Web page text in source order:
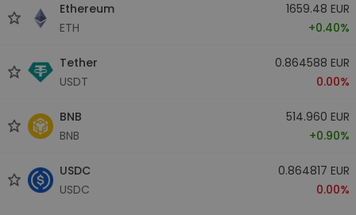
Ethereum
ETH
1659.48 EUR
+0.40%
Tether
USDT
0.864588 EUR
0.00%
BNB
BNB
514.960 EUR
+0.90%
USDC
USDC
0.864817 EUR
0.00%